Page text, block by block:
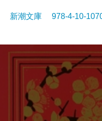
新潮文庫 978-4-10-